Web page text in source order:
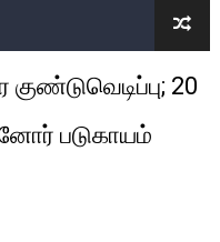
கண்டனப்
மாணவர்கள் தொடர்பில்
இலங்கைத் தமிழ் குடும்பம்!!
இலங்கை
20
படுகாயம்